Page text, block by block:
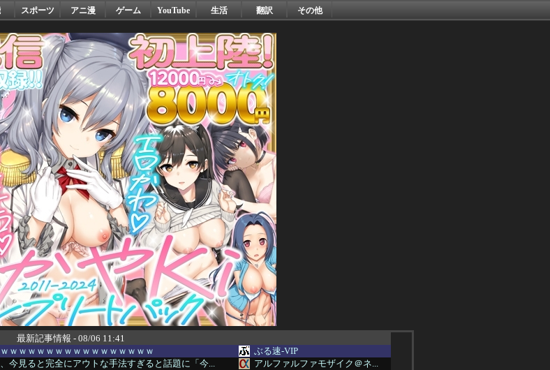
スポーツ アニ漫 ゲーム YouTube 生活 翻訳 その他
最新記事情報 - 08/06 11:41
ｗｗｗｗｗｗｗｗｗｗｗｗｗｗｗｗ
ぶる速-VIP
今見ると完全にアウトな手法すぎると話題に「今...
アルファルファモザイク＠ネ...